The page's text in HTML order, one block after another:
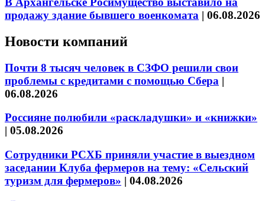
продажу здание бывшего военкомата | 06.08.2026
Новости компаний
Почти 8 тысяч человек в СЗФО решили свои
проблемы с кредитами с помощью Сбера |
06.08.2026
Россияне полюбили «раскладушки» и «книжки»
| 05.08.2026
Сотрудники РСХБ приняли участие в выездном
заседании Клуба фермеров на тему: «Сельский
туризм для фермеров» | 04.08.2026